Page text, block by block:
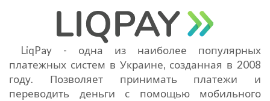
LiqPay - одна из наиболее популярных
платежных систем в Украине, созданная в 2008
году. Позволяет принимать платежи и
переводить деньги с помощью мобильного